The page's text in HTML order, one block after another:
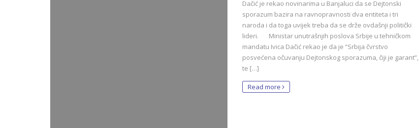
Dačić je rekao novinarima u Banjaluci da se Dejtonski
sporazum bazira na ravnopravnosti dva entiteta i tri
naroda i da toga uvijek treba da se drže ovdašnji politički
lideri. Ministar unutrašnjih poslova Srbije u tehničkom
mandatu Ivica Dačić rekao je da je “Srbija čvrstvo
posvećena očuvanju Dejtonskog sporazuma, čiji je garant”,
te […]
Read more